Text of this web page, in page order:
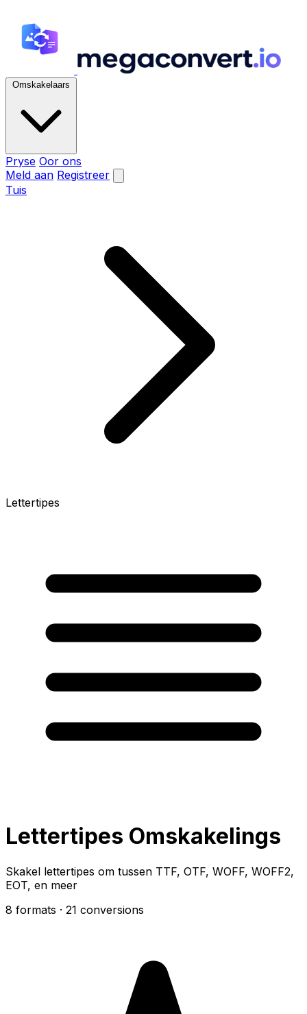
Omskakelaars
Pryse Oor ons
Meld aan Registreer
Tuis
Lettertipes
Lettertipes Omskakelings
Skakel lettertipes om tussen TTF, OTF, WOFF, WOFF2,
EOT, en meer
8 formats · 21 conversions